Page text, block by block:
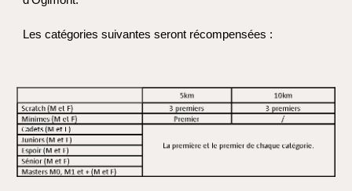
Les catégories suivantes seront récompensées :